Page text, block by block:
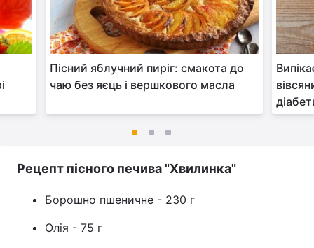
Пісний яблучний пиріг: смакота до
чаю без яєць і вершкового масла
Рецепт пісного печива "Хвилинка"
Борошно пшеничне - 230 г
Олія - 75 г